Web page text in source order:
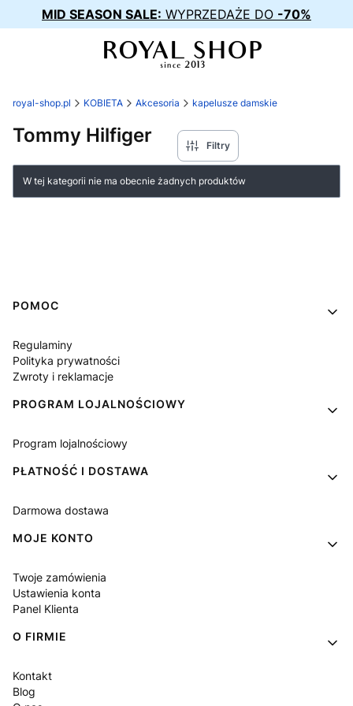
MID SEASON SALE: WYPRZEDAŻE DO -70%
royal-shop.pl KOBIETA Akcesoria kapelusze damskie
Tommy Hilfiger Filtry
Lista produktów
W tej kategorii nie ma obecnie żadnych produktów
Linki w stopce
POMOC
Regulaminy
Polityka prywatności
Zwroty i reklamacje
PROGRAM LOJALNOŚCIOWY
Program lojalnościowy
PŁATNOŚĆ I DOSTAWA
Darmowa dostawa
MOJE KONTO
Twoje zamówienia
Ustawienia konta
Panel Klienta
O FIRMIE
Kontakt
Blog